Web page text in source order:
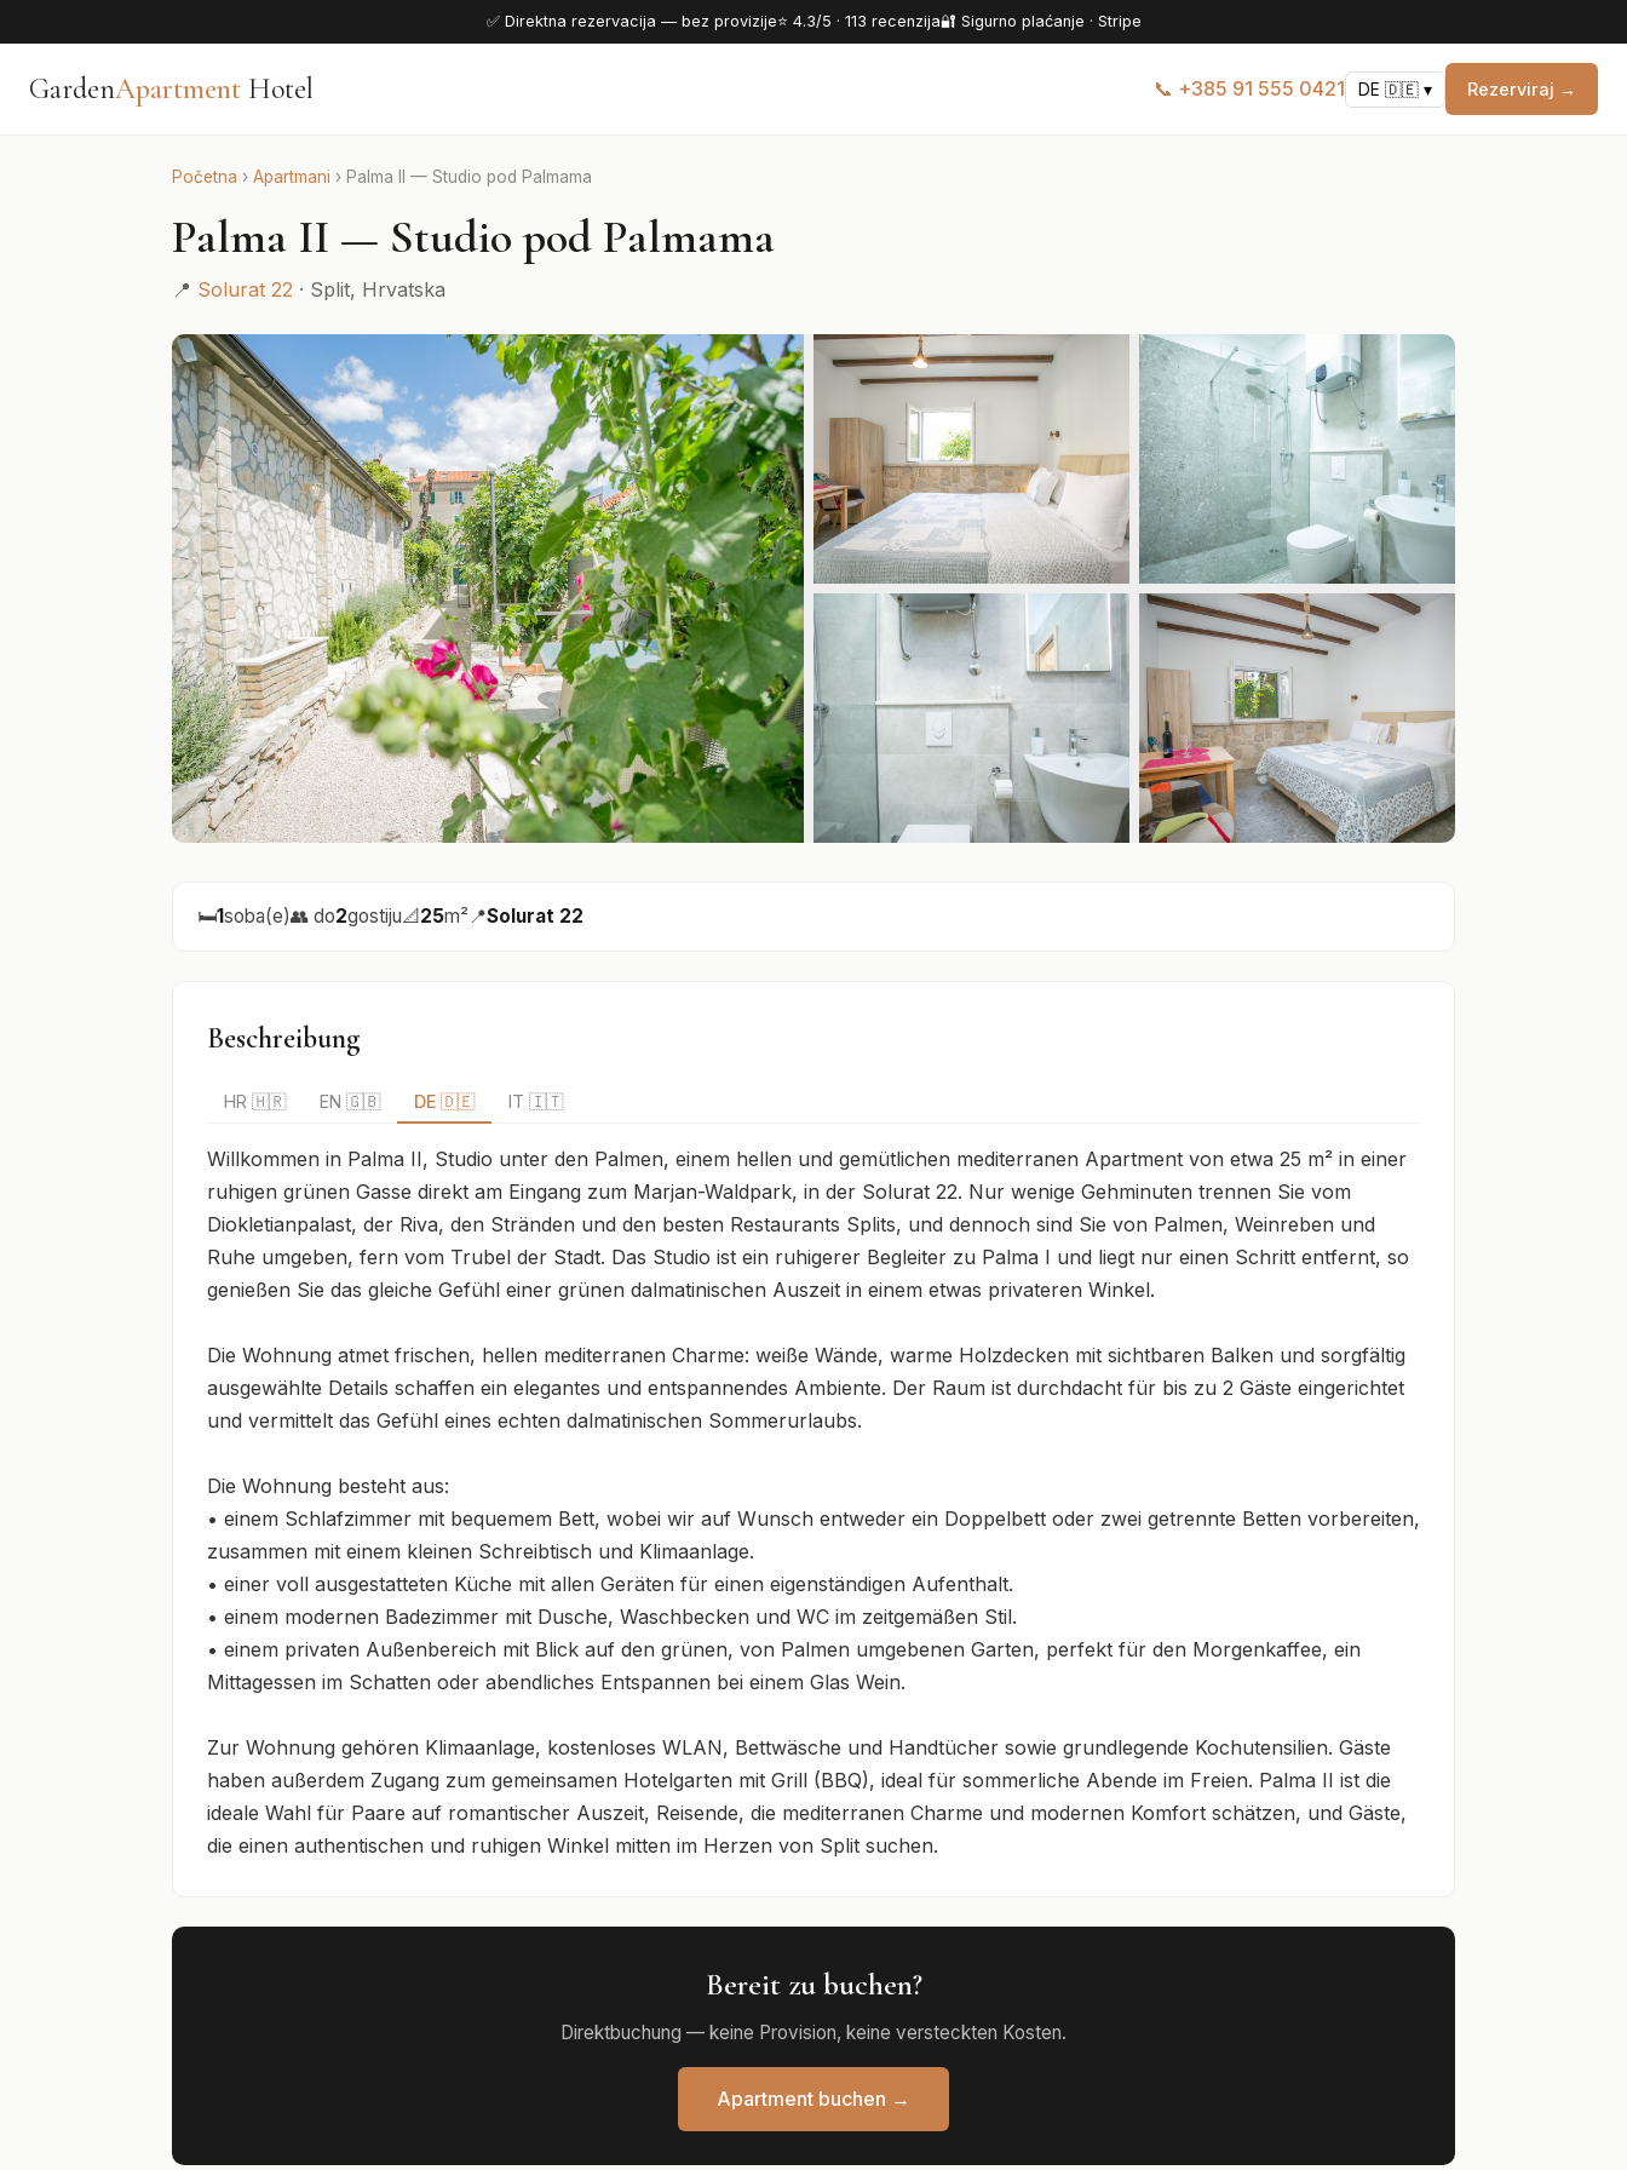
✅ Direktna rezervacija — bez provizije⭐ 4.3/5 · 113 recenzija🔐 Sigurno plaćanje · Stripe
GardenApartment Hotel 📞 +385 91 555 0421 DE 🇩🇪 ▾ Rezerviraj →
Početna › Apartmani › Palma II — Studio pod Palmama
Palma II — Studio pod Palmama
📍 Solurat 22 · Split, Hrvatska
🛏️1soba(e)👥 do2gostiju📐25m²📍Solurat 22
Beschreibung
HR 🇭🇷 EN 🇬🇧 DE 🇩🇪 IT 🇮🇹
Willkommen in Palma II, Studio unter den Palmen, einem hellen und gemütlichen mediterranen Apartment von etwa 25 m² in einer
ruhigen grünen Gasse direkt am Eingang zum Marjan-Waldpark, in der Solurat 22. Nur wenige Gehminuten trennen Sie vom
Diokletianpalast, der Riva, den Stränden und den besten Restaurants Splits, und dennoch sind Sie von Palmen, Weinreben und
Ruhe umgeben, fern vom Trubel der Stadt. Das Studio ist ein ruhigerer Begleiter zu Palma I und liegt nur einen Schritt entfernt, so
genießen Sie das gleiche Gefühl einer grünen dalmatinischen Auszeit in einem etwas privateren Winkel.
Die Wohnung atmet frischen, hellen mediterranen Charme: weiße Wände, warme Holzdecken mit sichtbaren Balken und sorgfältig
ausgewählte Details schaffen ein elegantes und entspannendes Ambiente. Der Raum ist durchdacht für bis zu 2 Gäste eingerichtet
und vermittelt das Gefühl eines echten dalmatinischen Sommerurlaubs.
Die Wohnung besteht aus:
• einem Schlafzimmer mit bequemem Bett, wobei wir auf Wunsch entweder ein Doppelbett oder zwei getrennte Betten vorbereiten,
zusammen mit einem kleinen Schreibtisch und Klimaanlage.
• einer voll ausgestatteten Küche mit allen Geräten für einen eigenständigen Aufenthalt.
• einem modernen Badezimmer mit Dusche, Waschbecken und WC im zeitgemäßen Stil.
• einem privaten Außenbereich mit Blick auf den grünen, von Palmen umgebenen Garten, perfekt für den Morgenkaffee, ein
Mittagessen im Schatten oder abendliches Entspannen bei einem Glas Wein.
Zur Wohnung gehören Klimaanlage, kostenloses WLAN, Bettwäsche und Handtücher sowie grundlegende Kochutensilien. Gäste
haben außerdem Zugang zum gemeinsamen Hotelgarten mit Grill (BBQ), ideal für sommerliche Abende im Freien. Palma II ist die
ideale Wahl für Paare auf romantischer Auszeit, Reisende, die mediterranen Charme und modernen Komfort schätzen, und Gäste,
die einen authentischen und ruhigen Winkel mitten im Herzen von Split suchen.
Bereit zu buchen?
Direktbuchung — keine Provision, keine versteckten Kosten.
Apartment buchen →